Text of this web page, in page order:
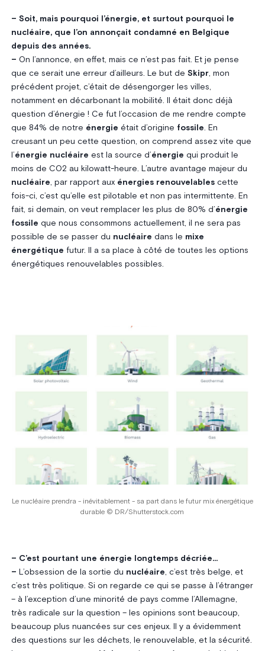
– Soit, mais pourquoi l’énergie, et surtout pourquoi le
nucléaire, que l’on annonçait condamné en Belgique
depuis des années.
– On l’annonce, en effet, mais ce n’est pas fait. Et je pense
que ce serait une erreur d’ailleurs. Le but de Skipr, mon
précédent projet, c’était de désengorger les villes,
notamment en décarbonant la mobilité. Il était donc déjà
question d’énergie ! Ce fut l’occasion de me rendre compte
que 84% de notre énergie était d’origine fossile . En
creusant un peu cette question, on comprend assez vite que
l’énergie nucléaire est la source d’énergie qui produit le
moins de CO2 au kilowatt-heure. L’autre avantage majeur du
nucléaire , par rapport aux énergies renouvelablescette
fois-ci, c’est qu’elle est pilotable et non pas intermittente. En
fait, si demain, on veut remplacer les plus de 80% d’énergie
fossile que nous consommons actuellement, il ne sera pas
possible de se passer du nucléaire dans le mixe
énergétique futur. Il a sa place à côté de toutes les options
énergétiques renouvelables possibles.
Le nucléaire prendra - inévitablement - sa part dans le futur mix énergétique
durable © DR/Shutterstock.com
– C’est pourtant une énergie longtemps décriée…
– L’obsession de la sortie du nucléaire, c’est très belge, et
c’est très politique. Si on regarde ce qui se passe à l’étranger
– à l’exception d’une minorité de pays comme l’Allemagne,
très radicale sur la question – les opinions sont beaucoup,
beaucoup plus nuancées sur ces enjeux. Il y a évidemment
des questions sur les déchets, le renouvelable, et la sécurité.